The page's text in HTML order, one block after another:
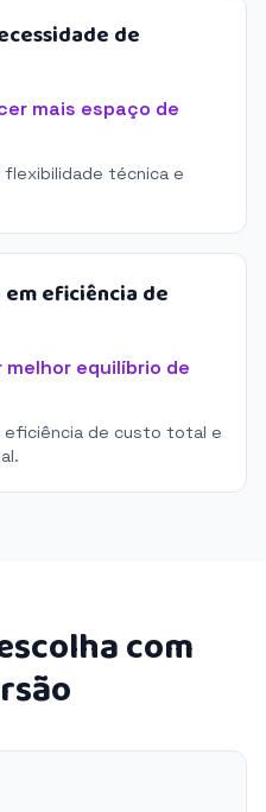
de
mais espaço de
técnica e
eficiência de
equilíbrio de
de custo total e
com